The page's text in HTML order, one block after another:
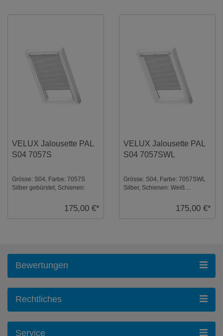
VELUX Jalousette PAL
S04 7057S
Grösse: S04, Farbe: 7057S
Silber gebürstet, Schienen:
175,00 €*
VELUX Jalousette PAL
S04 7057SWL
Grösse: S04, Farbe: 7057SWL
Silber, Schienen: Weiß ...
175,00 €*
Bewertungen
Rechtliches
Service